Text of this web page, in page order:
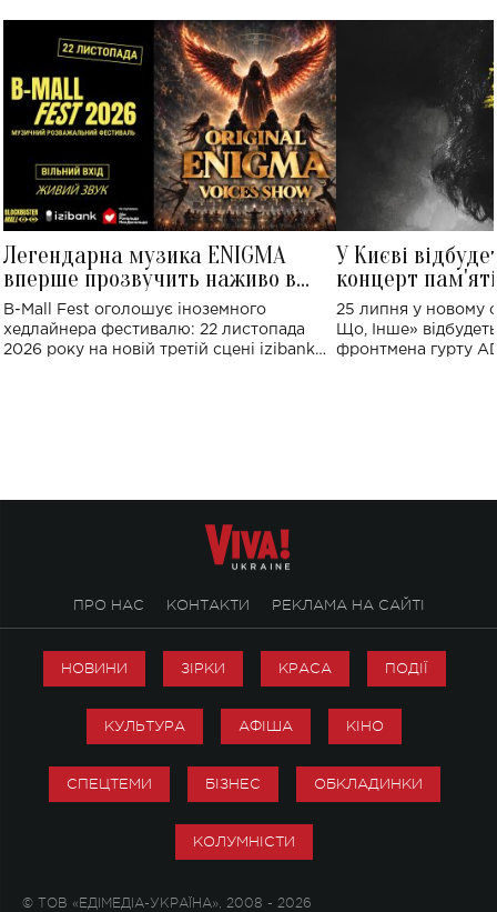
Легендарна музика ENIGMA
вперше прозвучить наживо в
Україні: де відбудеться концерт
B-Mall Fest оголошує іноземного
хедлайнера фестивалю: 22 листопада
2026 року на новій третій сцені izibank
У Києві
концерт
Клименка:
виконають
25 липня у новому
Що, Інше»
фронтмена гурту
ПРО НАС КОНТАКТИ РЕКЛАМА НА САЙТІ
НОВИНИ ЗІРКИ КРАСА ПОДІЇ
КУЛЬТУРА АФІША КІНО
СПЕЦТЕМИ БІЗНЕС ОБКЛАДИНКИ
КОЛУМНІСТИ
© ТОВ «ЕДІМЕДІА-УКРАЇНА», 2008 - 2026